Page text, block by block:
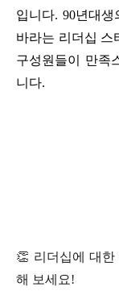
입니다. 90년대
바라는 리더십 스
구성원들이 만족
니다.
👏 리더십에 대한
해 보세요!